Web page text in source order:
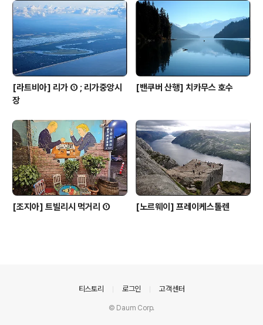
[라트비아] 리가 ① ; 리가중앙시
장
[밴쿠버 산행] 치카무스 호수
[조지아] 트빌리시 먹거리 ① [노르웨이] 프레이케스톨렌
티스토리 로그인 고객센터
© Daum Corp.